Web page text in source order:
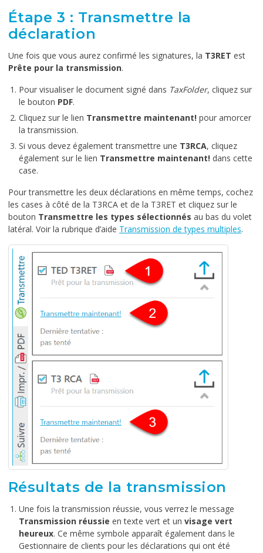
Étape 3 : Transmettre la
déclaration
Une fois que vous aurez confirmé les signatures, la T3RET est
Prête pour la transmission.
Pour visualiser le document signé dans TaxFolder, cliquez sur
le bouton PDF.
Cliquez sur le lien Transmettre maintenant! pour amorcer
la transmission.
Si vous devez également transmettre une T3RCA, cliquez
également sur le lien Transmettre maintenant! dans cette
case.
Pour transmettre les deux déclarations en même temps, cochez
les cases à côté de la T3RCA et de la T3RET et cliquez sur le
bouton Transmettre les types sélectionnés au bas du volet
latéral. Voir la rubrique d’aide Transmission de types multiples.
Résultats de la transmission
Une fois la transmission réussie, vous verrez le message
Transmission réussie en texte vert et un visage vert
heureux. Ce même symbole apparaît également dans le
Gestionnaire de clients pour les déclarations qui ont été